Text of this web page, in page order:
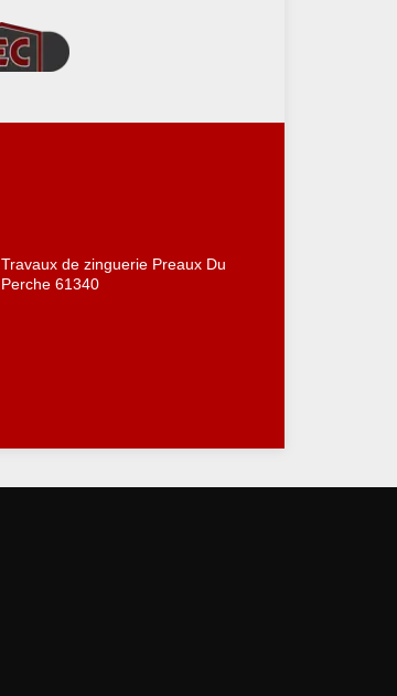
Travaux de zinguerie Preaux Du
Perche 61340